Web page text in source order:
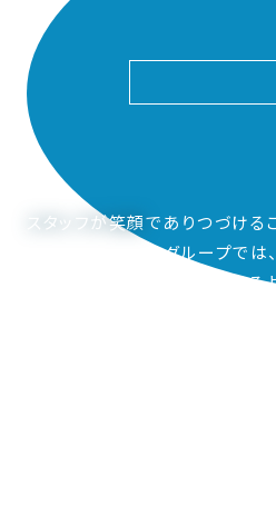
スタッフが笑顔でありつづける
ピアーサーティーグループでは
ご家族も笑顔になってもらえる